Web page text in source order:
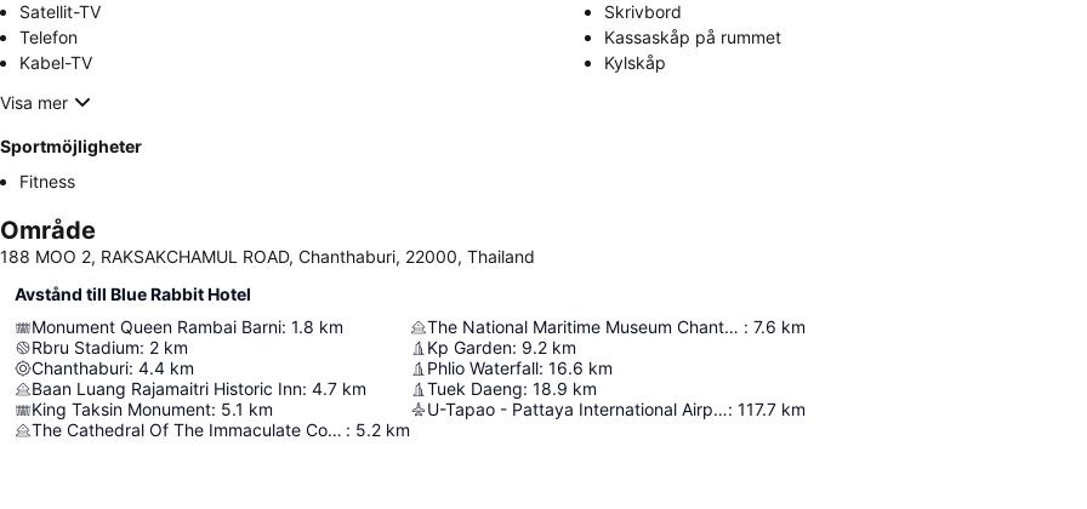
Satellit-TV
Skrivbord
Telefon
Kassaskåp på rummet
Kabel-TV
Kylskåp
Visa mer
Sportmöjligheter
Fitness
Område
188 MOO 2, RAKSAKCHAMUL ROAD, Chanthaburi, 22000, Thailand
Avstånd till Blue Rabbit Hotel
Monument Queen Rambai Barni: 1.8 km
Rbru Stadium: 2 km
Chanthaburi: 4.4 km
Baan Luang Rajamaitri Historic Inn: 4.7 km
King Taksin Monument: 5.1 km
The Cathedral Of The Immaculate Conception : 5.2 km
The National Maritime Museum Chanthaburi : 7.6 km
Kp Garden: 9.2 km
Phlio Waterfall: 16.6 km
Tuek Daeng: 18.9 km
U-Tapao - Pattaya International Airport: 117.7 km